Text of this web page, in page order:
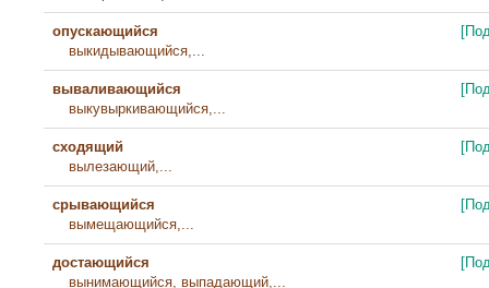
опускающийся
выкидывающийся,...
вываливающийся
выкувыркивающийся,...
сходящий
вылезающий,...
срывающийся
вымещающийся,...
достающийся
вынимающийся, выпадающий,...